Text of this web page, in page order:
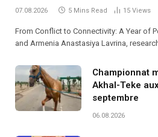
07.08.2026 5 Mins Read 15 Views
From Conflict to Connectivity: A Year of
and Armenia Anastasiya Lavrina,
Championnat
Akhal-Teke
septembre
06.08.2026